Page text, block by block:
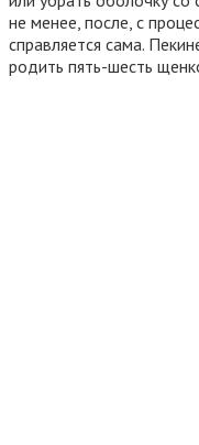
не менее, после, с
справляется сама.
родить пять-шесть